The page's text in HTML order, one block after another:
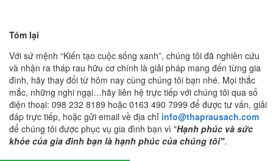
Tóm lại
Với sứ mệnh “Kiến tạo cuộc sống xanh”, chúng tôi đã nghiên cứu
và nhận ra tháp rau hữu cơ chính là giải pháp mang đến từng gia
đình, hãy thay đổi từ hôm nay cùng chúng tôi bạn nhé. Mọi thắc
mắc, những nghi ngại…hãy liên hệ trực tiếp với chúng tôi qua số
điện thoại: 098 232 8189 hoặc 0163 490 7999 để được tư vấn, giải
đáp trực tiếp, hoặc gửi email về địa chỉ info@thaprausach.com
để chúng tôi được phục vụ gia đình bạn vì "Hạnh phúc và sức
khỏe của gia đình bạn là hạnh phúc của chúng tôi".